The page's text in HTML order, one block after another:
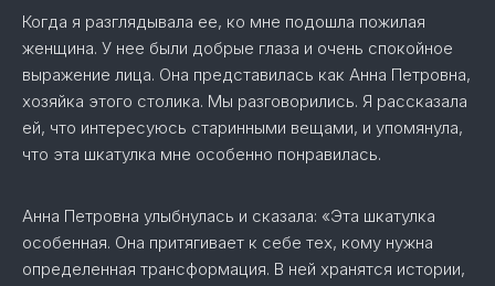
Когда я разглядывала ее, ко мне подошла пожилая
женщина. У нее были добрые глаза и очень спокойное
выражение лица. Она представилась как Анна Петровна,
хозяйка этого столика. Мы разговорились. Я рассказала
ей, что интересуюсь старинными вещами, и упомянула,
что эта шкатулка мне особенно понравилась.
Анна Петровна улыбнулась и сказала: «Эта шкатулка
особенная. Она притягивает к себе тех, кому нужна
определенная трансформация. В ней хранятся истории,